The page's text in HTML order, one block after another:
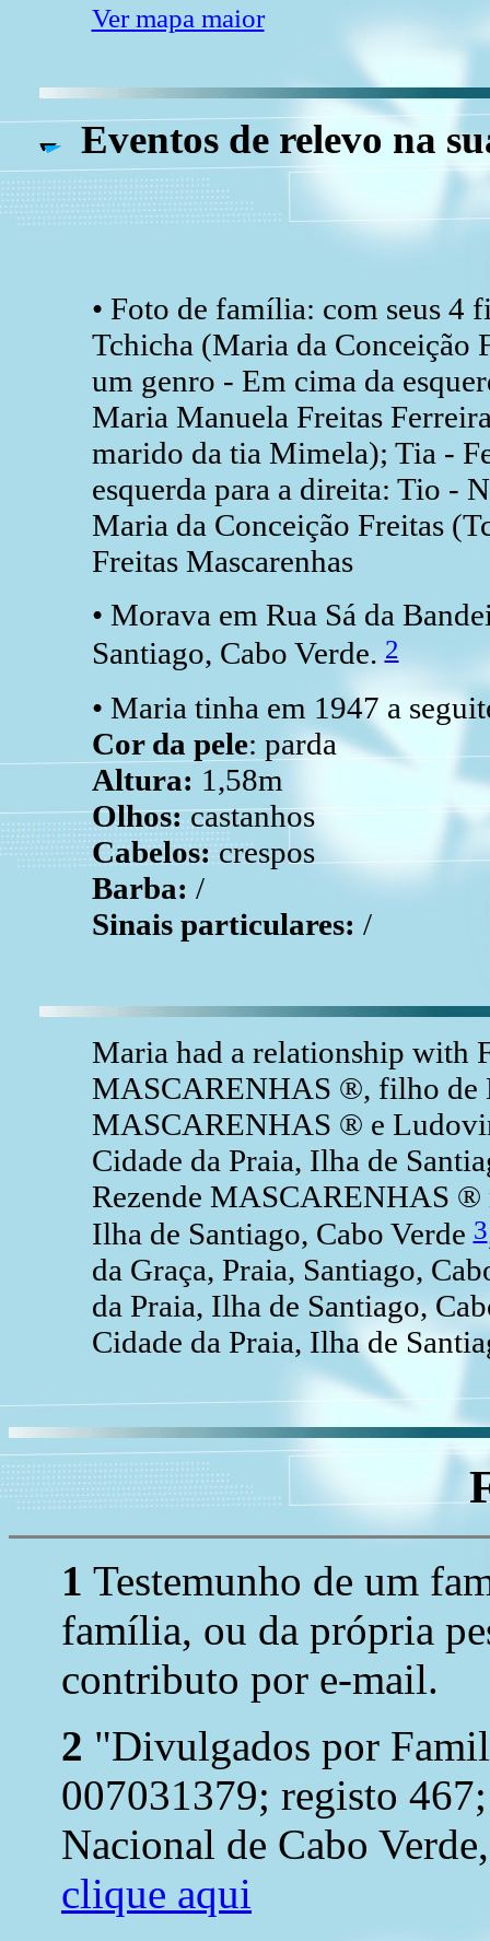
Ver mapa maior
Eventos de relevo na
• Foto de família: com seus 4
Tchicha (Maria da Conceição
um genro - Em cima da
Maria Manuela Freitas
marido da tia Mimela); Tia -
esquerda para a direita: Tio -
Maria da Conceição Freitas
Freitas Mascarenhas
• Morava em Rua Sá da
Santiago, Cabo Verde.2
• Maria tinha em 1947 a
Cor da pele: parda
Altura: 1,58m
Olhos:castanhos
Cabelos: crespos
Barba: /
Sinais particulares: /
Maria had a relationship with
MASCARENHAS ®, filho de
MASCARENHAS ® e
Cidade da Praia, Ilha de
Rezende MASCARENHAS ®
Ilha de Santiago, Cabo Verde3
da Graça, Praia, Santiago,
da Praia, Ilha de Santiago,
Cidade da Praia, Ilha de
1 Testemunho de um
família, ou da própria
contributo por e-mail.
2 "Divulgados por
007031379; registo
Nacional de Cabo
clique aqui